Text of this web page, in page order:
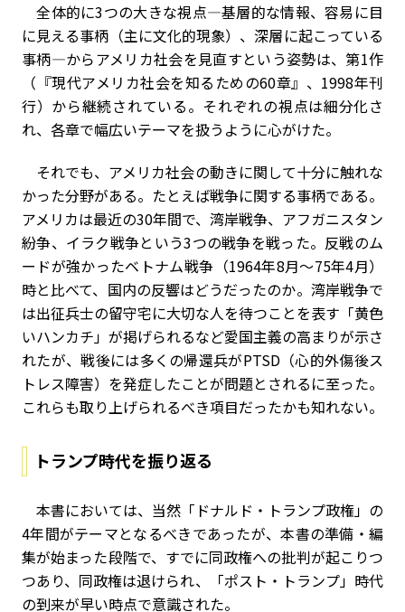
全体的に3つの大きな視点―基層的な情報、容易に目
に見える事柄（主に文化的現象）、深層に起こっている
事柄―からアメリカ社会を見直すという姿勢は、第1作
（『現代アメリカ社会を知るための60章』、1998年刊
行）から継続されている。それぞれの視点は細分化さ
れ、各章で幅広いテーマを扱うように心がけた。
それでも、アメリカ社会の動きに関して十分に触れな
かった分野がある。たとえば戦争に関する事柄である。
アメリカは最近の30年間で、湾岸戦争、アフガニスタン
紛争、イラク戦争という3つの戦争を戦った。反戦のム
ードが強かったベトナム戦争（1964年8月〜75年4月）
時と比べて、国内の反響はどうだったのか。湾岸戦争で
は出征兵士の留守宅に大切な人を待つことを表す「黄色
いハンカチ」が掲げられるなど愛国主義の高まりが示さ
れたが、戦後には多くの帰還兵がPTSD（心的外傷後ス
トレス障害）を発症したことが問題とされるに至った。
これらも取り上げられるべき項目だったかも知れない。
トランプ時代を振り返る
本書においては、当然「ドナルド・トランプ政権」の
4年間がテーマとなるべきであったが、本書の準備・編
集が始まった段階で、すでに同政権への批判が起こりつ
つあり、同政権は退けられ、「ポスト・トランプ」時代
の到来が早い時点で意識された。